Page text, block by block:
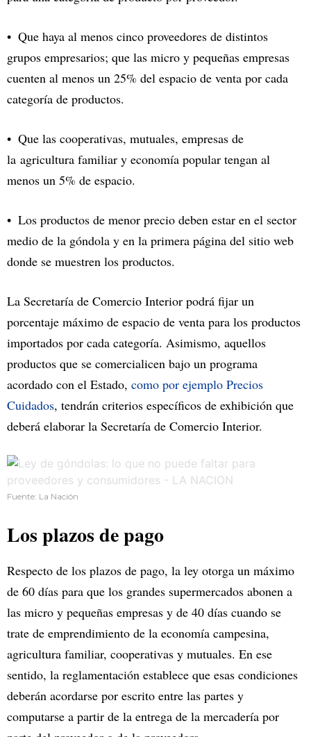
Que haya al menos cinco proveedores de distintos
grupos empresarios; que las micro y pequeñas empresas
cuenten al menos un 25% del espacio de venta por cada
categoría de productos.
Que las cooperativas, mutuales, empresas de
la agricultura familiar y economía popular tengan al
menos un 5% de espacio.
Los productos de menor precio deben estar en el sector
medio de la góndola y en la primera página del sitio web
donde se muestren los productos.
La Secretaría de Comercio Interior podrá fijar un
porcentaje máximo de espacio de venta para los productos
importados por cada categoría. Asimismo, aquellos
productos que se comercialicen bajo un programa
acordado con el Estado, como por ejemplo Precios
Cuidados, tendrán criterios específicos de exhibición que
deberá elaborar la Secretaría de Comercio Interior.
Fuente: La Nación
Los plazos de pago
Respecto de los plazos de pago, la ley otorga un máximo
de 60 días para que los grandes supermercados abonen a
las micro y pequeñas empresas y de 40 días cuando se
trate de emprendimiento de la economía campesina,
agricultura familiar, cooperativas y mutuales. En ese
sentido, la reglamentación establece que esas condiciones
deberán acordarse por escrito entre las partes y
computarse a partir de la entrega de la mercadería por